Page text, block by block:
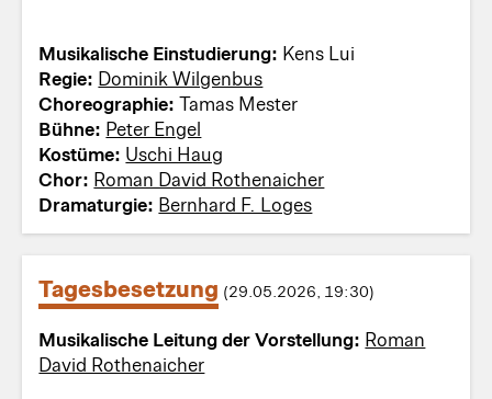
Musikalische Einstudierung: Kens Lui
Regie: Dominik Wilgenbus
Choreographie:Tamas Mester
Bühne: Peter Engel
Kostüme: Uschi Haug
Chor: Roman David Rothenaicher
Dramaturgie: Bernhard F. Loges
Tagesbesetzung (29.05.2026, 19:30)
Musikalische Leitung der Vorstellung: Roman
David Rothenaicher